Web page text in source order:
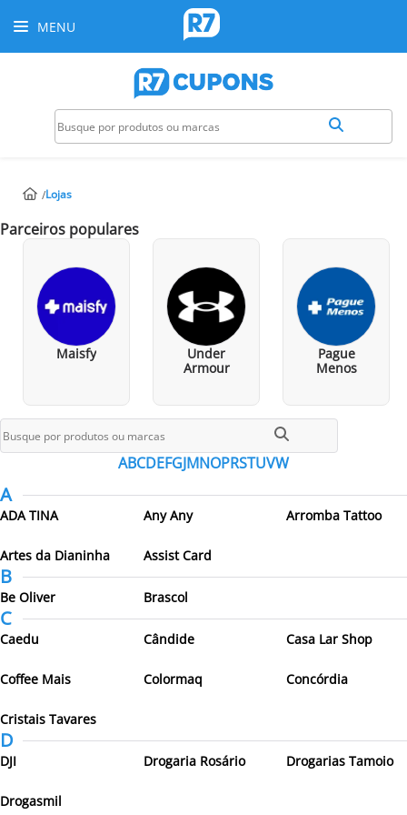
MENU
Lojas
Parceiros populares
Maisfy
Under
Armour
Pague
Menos
Todos os parceiros
ABCDEFGJMNOPRSTUVW
A
ADA TINA Any Any Arromba Tattoo
Artes da Dianinha Assist Card
B
Be Oliver Brascol
C
Caedu Cândide Casa Lar Shop
Coffee Mais Colormaq Concórdia
Cristais Tavares
D
DJI Drogaria Rosário Drogarias Tamoio
Drogasmil